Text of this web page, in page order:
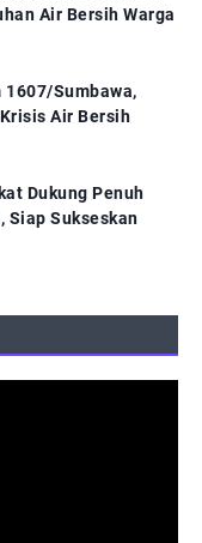
Air Bersih Warga
1607/Sumbawa,
Air Bersih
Dukung Penuh
Siap Sukseskan